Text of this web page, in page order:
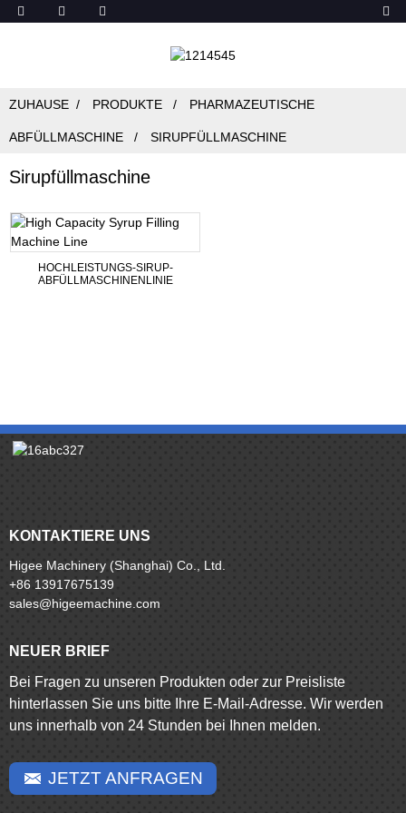
ZUHAUSE PRODUKTE PHARMAZEUTISCHE
ABFÜLLMASCHINE SIRUPFÜLLMASCHINE
Sirupfüllmaschine
HOCHLEISTUNGS-SIRUP-
ABFÜLLMASCHINENLINIE
KONTAKTIERE UNS
Higee Machinery (Shanghai) Co., Ltd.
+86 13917675139
sales@higeemachine.com
NEUER BRIEF
Bei Fragen zu unseren Produkten oder zur Preisliste
hinterlassen Sie uns bitte Ihre E-Mail-Adresse. Wir werden
uns innerhalb von 24 Stunden bei Ihnen melden.
JETZT ANFRAGEN